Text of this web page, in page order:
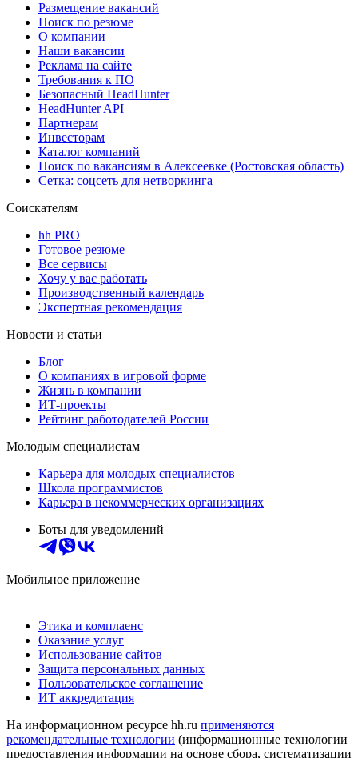
Размещение вакансий
Поиск по резюме
О компании
Наши вакансии
Реклама на сайте
Требования к ПО
Безопасный HeadHunter
HeadHunter API
Партнерам
Инвесторам
Каталог компаний
Поиск по вакансиям в Алексеевке (Ростовская область)
Сетка: соцсеть для нетворкинга
Соискателям
hh PRO
Готовое резюме
Все сервисы
Хочу у вас работать
Производственный календарь
Экспертная рекомендация
Новости и статьи
Блог
О компаниях в игровой форме
Жизнь в компании
ИТ-проекты
Рейтинг работодателей России
Молодым специалистам
Карьера для молодых специалистов
Школа программистов
Карьера в некоммерческих организациях
Боты для уведомлений
Мобильное приложение
Этика и комплаенс
Оказание услуг
Использование сайтов
Защита персональных данных
Пользовательское соглашение
ИТ аккредитация
На информационном ресурсе hh.ru применяются
рекомендательные технологии (информационные технологии
предоставления информации на основе сбора, систематизации